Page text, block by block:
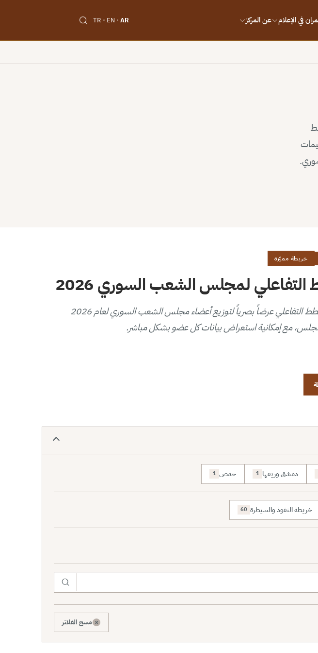
في الإعلام عن المركز AR
EN
TR
خريطة مميّزة
لمجلس الشعب السوري 2026
يوفر هذا المخطط التفاعلي عرضاً بصرياً لتوزيع أعضاء مجلس الشعب السوري لعام 2026
مع إمكانية استعراض بيانات كل عضو بشكل مباشر.
دمشق وريفها 1 حمص 1
خريطة النفوذ والسيطرة 60
× مسح الفلاتر